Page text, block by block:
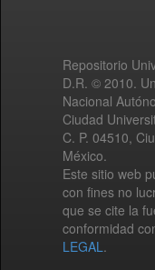
Repositorio
D.R. © 2010.
Nacional
Ciudad
C. P. 04510,
México.
Este sitio web
con fines no
que se cite la
conformidad
LEGAL.